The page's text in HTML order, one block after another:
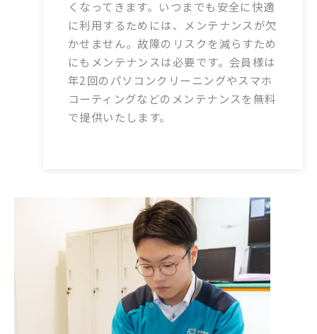
くなってきます。いつまでも安全に快適
に利用するためには、メンテナンスが欠
かせません。故障のリスクを減らすため
にもメンテナンスは必要です。会員様は
年2回のパソコンクリーニングやスマホ
コーティングなどのメンテナンスを無料
で提供いたします。